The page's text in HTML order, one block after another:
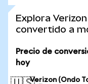
Explora
convertido a
Precio de
hoy
Verizon (Ondo